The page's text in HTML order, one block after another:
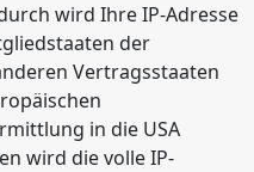
wird Ihre IP-Adresse
der
Vertragsstaaten
in die USA
wird die volle IP-